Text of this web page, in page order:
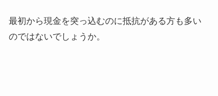
最初から現金を突っ込むのに抵抗がある方も多い
のではないでしょうか。